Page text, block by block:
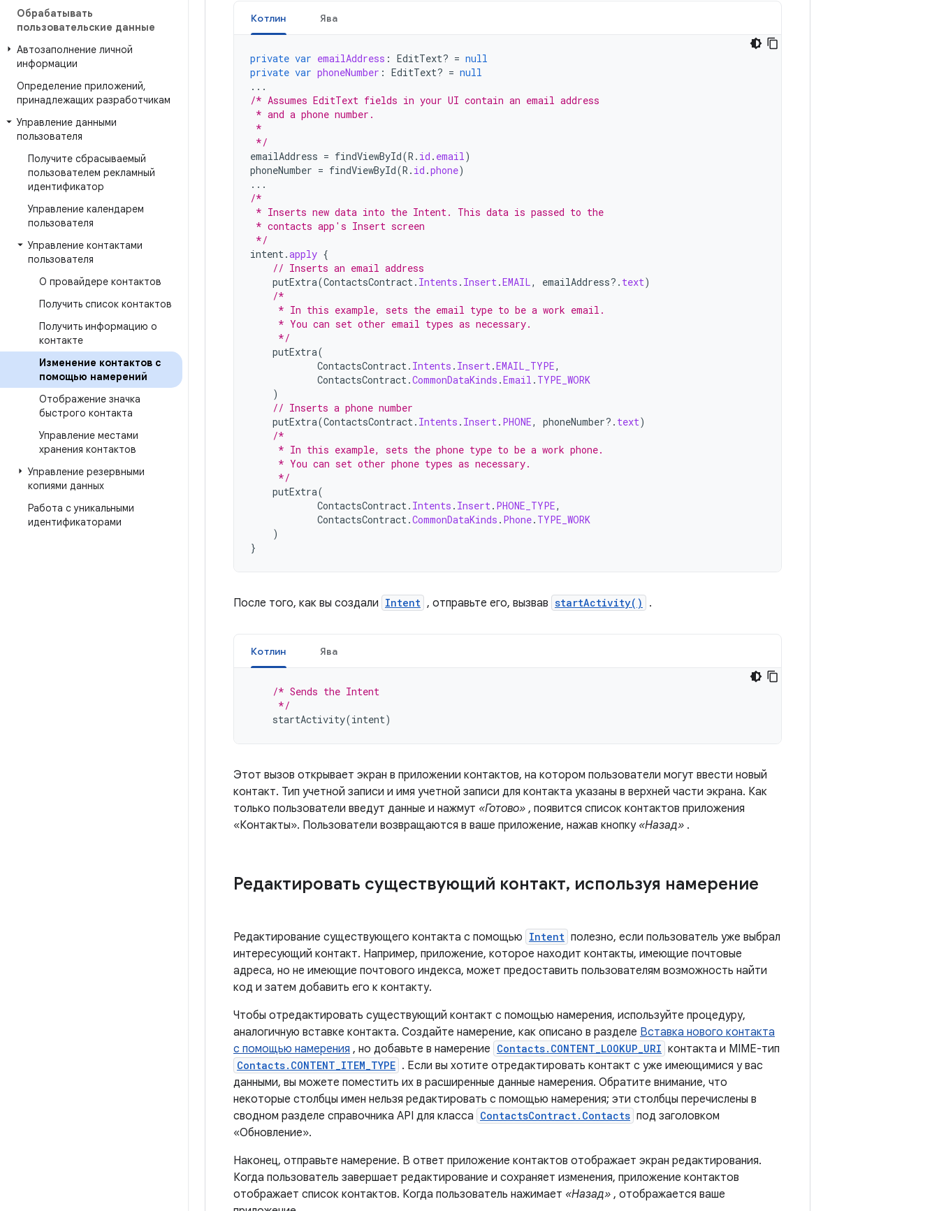
Обрабатывать
пользовательские данные
Автозаполнение личной
информации
Определение приложений,
принадлежащих разработчикам
Управление данными
пользователя
Получите сбрасываемый
пользователем рекламный
идентификатор
Управление календарем
пользователя
Управление контактами
пользователя
О провайдере контактов
Получить список контактов
Получить информацию о
контакте
Изменение контактов с
помощью намерений
Отображение значка
быстрого контакта
Управление местами
хранения контактов
Управление резервными
копиями данных
Работа с уникальными
идентификаторами
Котлин Ява
private var emailAddress : EditText? = null
private var phoneNumber : EditText? = null
...
/* Assumes EditText fields in your UI contain an email address
* and a phone number.
*
*/
emailAddress = findViewById(R . id . email)
phoneNumber = findViewById(R . id .phone)
...
/*
* Inserts new data into the Intent. This data is passed to the
* contacts app's Insert screen
*/
intent.apply {
// Inserts an email address
putExtra(ContactsContract. Intents . Insert.EMAIL, emailAddress?. text)
/*
     * In this example, sets the email type to be a work email.
     * You can set other email types as necessary.
     */
putExtra(
ContactsContract. Intents . Insert.EMAIL_TYPE,
ContactsContract.CommonDataKinds .Email . TYPE_WORK
)
// Inserts a phone number
putExtra(ContactsContract. Intents . Insert. PHONE, phoneNumber?. text)
/*
     * In this example, sets the phone type to be a work phone.
     * You can set other phone types as necessary.
     */
putExtra(
ContactsContract. Intents . Insert. PHONE_TYPE,
ContactsContract.CommonDataKinds . Phone. TYPE_WORK
)
}
После того, как вы создали Intent , отправьте его, вызвав startActivity() .
Котлин Ява
/* Sends the Intent
     */
startActivity(intent)
Этот вызов открывает экран в приложении контактов, на котором пользователи могут ввести новый
контакт. Тип учетной записи и имя учетной записи для контакта указаны в верхней части экрана. Как
только пользователи введут данные и нажмут «Готово» , появится список контактов приложения
«Контакты». Пользователи возвращаются в ваше приложение, нажав кнопку «Назад» .
Редактировать существующий контакт, используя намерение
Редактирование существующего контакта с помощью Intent полезно, если пользователь уже выбрал
интересующий контакт. Например, приложение, которое находит контакты, имеющие почтовые
адреса, но не имеющие почтового индекса, может предоставить пользователям возможность найти
код и затем добавить его к контакту.
Чтобы отредактировать существующий контакт с помощью намерения, используйте процедуру,
аналогичную вставке контакта. Создайте намерение, как описано в разделе Вставка нового контакта
с помощью намерения , но добавьте в намерение Contacts.CONTENT_LOOKUP_URI контакта и MIME-тип
Contacts.CONTENT_ITEM_TYPE . Если вы хотите отредактировать контакт с уже имеющимися у вас
данными, вы можете поместить их в расширенные данные намерения. Обратите внимание, что
некоторые столбцы имен нельзя редактировать с помощью намерения; эти столбцы перечислены в
сводном разделе справочника API для класса ContactsContract.Contacts под заголовком
«Обновление».
Наконец, отправьте намерение. В ответ приложение контактов отображает экран редактирования.
Когда пользователь завершает редактирование и сохраняет изменения, приложение контактов
отображает список контактов. Когда пользователь нажимает «Назад» , отображается ваше